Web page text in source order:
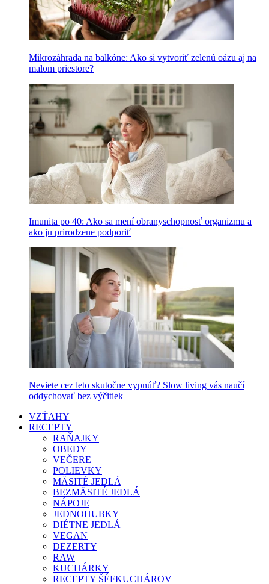
Mikrozáhrada na balkóne: Ako si vytvoriť zelenú oázu aj na
malom priestore?
Imunita po 40: Ako sa mení obranyschopnosť organizmu a
ako ju prirodzene podporiť
Neviete cez leto skutočne vypnúť? Slow living vás naučí
oddychovať bez výčitiek
VZŤAHY
RECEPTY
RAŇAJKY
OBEDY
VEČERE
POLIEVKY
MÄSITÉ JEDLÁ
BEZMÄSITÉ JEDLÁ
NÁPOJE
JEDNOHUBKY
DIÉTNE JEDLÁ
VEGAN
DEZERTY
RAW
KUCHÁRKY
RECEPTY ŠÉFKUCHÁROV